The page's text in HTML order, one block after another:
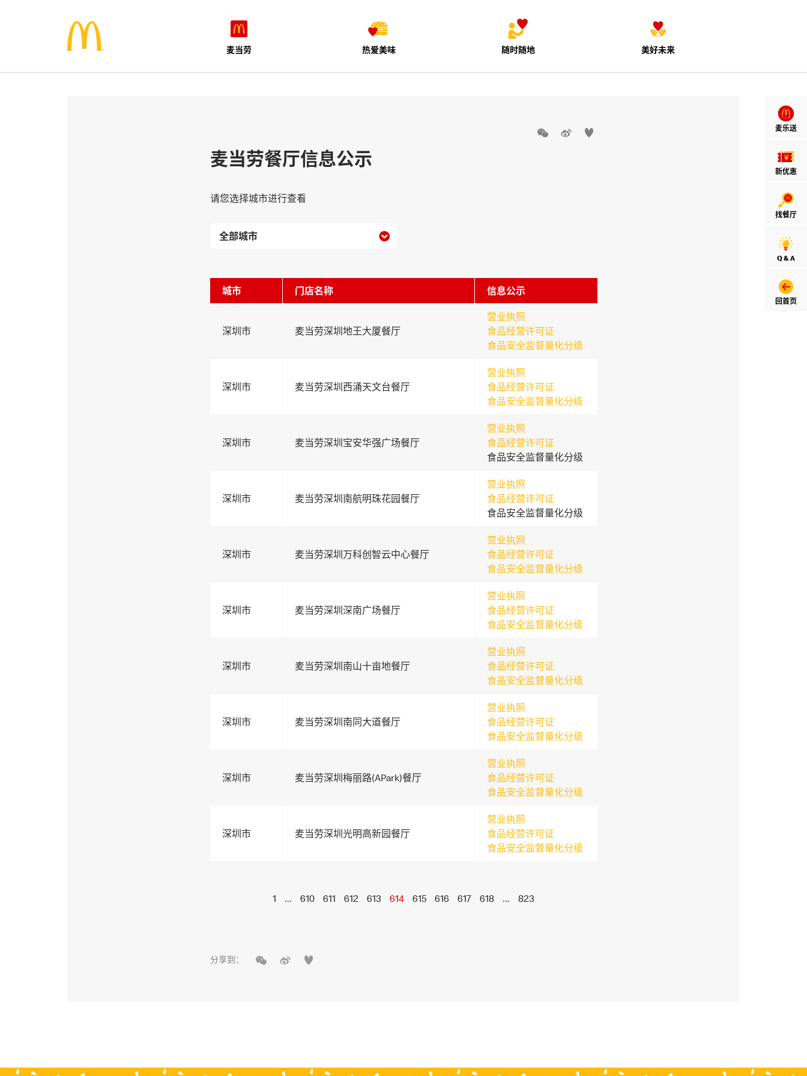
麦当劳 热爱美味 随时随地 美好未来
麦乐送
新优惠
找餐厅
Q & A
回首页
  
麦当劳餐厅信息公示
请您选择城市进行查看

城市 门店名称 信息公示
深圳市 麦当劳深圳地王大厦餐厅
营业执照
食品经营许可证
食品安全监督量化分级
深圳市 麦当劳深圳西涌天文台餐厅
营业执照
食品经营许可证
食品安全监督量化分级
深圳市 麦当劳深圳宝安华强广场餐厅
营业执照
食品经营许可证
食品安全监督量化分级
深圳市 麦当劳深圳南航明珠花园餐厅
营业执照
食品经营许可证
食品安全监督量化分级
深圳市 麦当劳深圳万科创智云中心餐厅
营业执照
食品经营许可证
食品安全监督量化分级
深圳市 麦当劳深圳深南广场餐厅
营业执照
食品经营许可证
食品安全监督量化分级
深圳市 麦当劳深圳南山十亩地餐厅
营业执照
食品经营许可证
食品安全监督量化分级
深圳市 麦当劳深圳南同大道餐厅
营业执照
食品经营许可证
食品安全监督量化分级
深圳市 麦当劳深圳梅丽路(APark)餐厅
营业执照
食品经营许可证
食品安全监督量化分级
深圳市 麦当劳深圳光明高新园餐厅
营业执照
食品经营许可证
食品安全监督量化分级
1 ... 610 611 612 613 614 615 616 617 618 ... 823
分享到：   